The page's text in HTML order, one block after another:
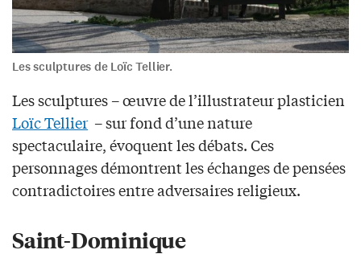
Les sculptures de Loïc Tellier.
Les sculptures – œuvre de l’illustrateur plasticien
Loïc Tellier– sur fond d’une nature
spectaculaire, évoquent les débats. Ces
personnages démontrent les échanges de pensées
contradictoires entre adversaires religieux.
Saint-Dominique